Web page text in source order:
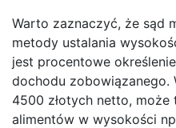
Warto zaznaczyć, że sąd
metody ustalania
jest procentowe
dochodu
4500 złotych netto,
alimentów w wysokości